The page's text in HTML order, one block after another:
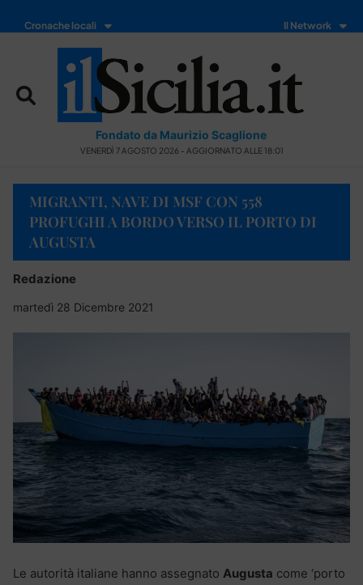
Cronache locali Il Network
Fondato da Maurizio Scaglione
VENERDÌ 7 AGOSTO 2026 - AGGIORNATO ALLE 18:01
MIGRANTI, NAVE DI MSF CON 558
PROFUGHI A BORDO VERSO IL PORTO DI
AUGUSTA
Redazione
martedì 28 Dicembre 2021
Le autorità italiane hanno assegnato Augusta come ‘porto